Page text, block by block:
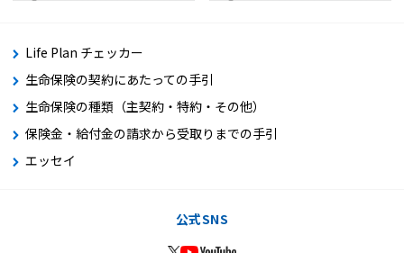
Life Plan チェッカー
生命保険の契約にあたっての手引
生命保険の種類（主契約・特約・その他）
保険金・給付金の請求から受取りまでの手引
エッセイ
公式SNS